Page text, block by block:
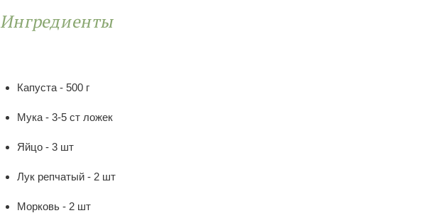
Ингредиенты
Капуста - 500 г
Мука - 3-5 ст ложек
Яйцо - 3 шт
Лук репчатый - 2 шт
Морковь - 2 шт